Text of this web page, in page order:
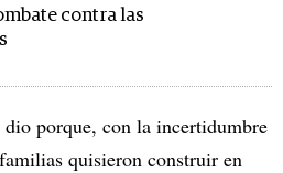
contra las
porque, con la incertidumbre
quisieron construir en